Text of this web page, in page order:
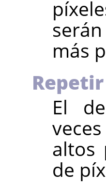
más
Repetir
El
altos
de